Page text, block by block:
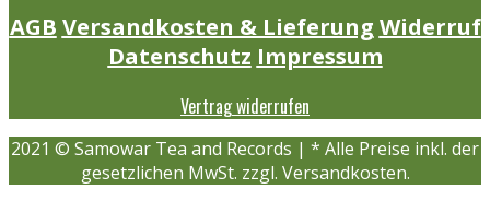
AGB Versandkosten & Lieferung Widerruf
Datenschutz Impressum
Vertrag widerrufen
2021 © Samowar Tea and Records | * Alle Preise inkl. der
gesetzlichen MwSt. zzgl. Versandkosten.